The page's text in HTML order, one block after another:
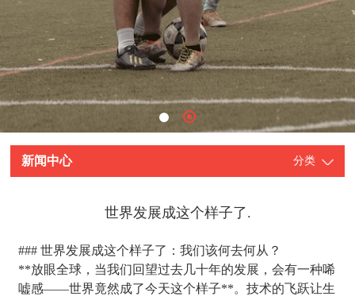
新闻中心 分类
世界发展成这个样子了.
### 世界发展成这个样子了：我们该何去何从？
**放眼全球，当我们回望过去几十年的发展，会有一种唏
嘘感——世界竟然成了今天这个样子**。技术的飞跃让生